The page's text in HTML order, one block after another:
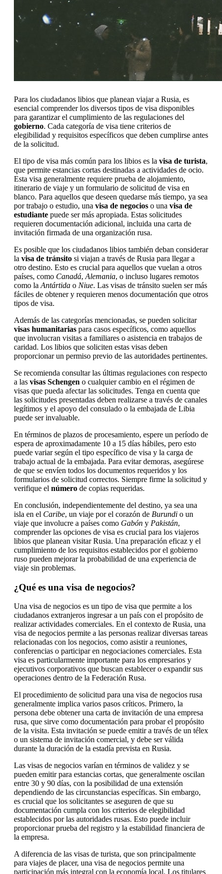
Para los ciudadanos libios que planean viajar a Rusia, es
esencial comprender los diversos tipos de visa disponibles
para garantizar el cumplimiento de las regulaciones del
gobierno. Cada categoría de visa tiene criterios de
elegibilidad y requisitos específicos que deben cumplirse antes
de la solicitud.
El tipo de visa más común para los libios es la visa de turista,
que permite estancias cortas destinadas a actividades de ocio.
Esta visa generalmente requiere prueba de alojamiento,
itinerario de viaje y un formulario de solicitud de visa en
blanco. Para aquellos que deseen quedarse más tiempo, ya sea
por trabajo o estudio, una visa de negocios o una visa de
estudiante puede ser más apropiada. Estas solicitudes
requieren documentación adicional, incluida una carta de
invitación firmada de una organización rusa.
Es posible que los ciudadanos libios también deban considerar
la visa de tránsito si viajan a través de Rusia para llegar a
otro destino. Esto es crucial para aquellos que vuelan a otros
países, como Canadá, Alemania, o incluso lugares remotos
como la Antártida o Niue. Las visas de tránsito suelen ser más
fáciles de obtener y requieren menos documentación que otros
tipos de visa.
Además de las categorías mencionadas, se pueden solicitar
visas humanitarias para casos específicos, como aquellos
que involucran visitas a familiares o asistencia en trabajos de
caridad. Los libios que soliciten estas visas deben
proporcionar un permiso previo de las autoridades pertinentes.
Se recomienda consultar las últimas regulaciones con respecto
a las visas Schengen o cualquier cambio en el régimen de
visas que pueda afectar las solicitudes. Tenga en cuenta que
las solicitudes presentadas deben realizarse a través de canales
legítimos y el apoyo del consulado o la embajada de Libia
puede ser invaluable.
En términos de plazos de procesamiento, espere un período de
espera de aproximadamente 10 a 15 días hábiles, pero esto
puede variar según el tipo específico de visa y la carga de
trabajo actual de la embajada. Para evitar demoras, asegúrese
de que se envíen todos los documentos requeridos y los
formularios de solicitud correctos. Siempre firme la solicitud y
verifique el número de copias requeridas.
En conclusión, independientemente del destino, ya sea una
isla en el Caribe, un viaje por el corazón de Burundi o un
viaje que involucre a países como Gabón y Pakistán,
comprender las opciones de visa es crucial para los viajeros
libios que planean visitar Rusia. Una preparación eficaz y el
cumplimiento de los requisitos establecidos por el gobierno
ruso pueden mejorar la probabilidad de una experiencia de
viaje sin problemas.
¿Qué es una visa de negocios?
Una visa de negocios es un tipo de visa que permite a los
ciudadanos extranjeros ingresar a un país con el propósito de
realizar actividades comerciales. En el contexto de Rusia, una
visa de negocios permite a las personas realizar diversas tareas
relacionadas con los negocios, como asistir a reuniones,
conferencias o participar en negociaciones comerciales. Esta
visa es particularmente importante para los empresarios y
ejecutivos corporativos que buscan establecer o expandir sus
operaciones dentro de la Federación Rusa.
El procedimiento de solicitud para una visa de negocios rusa
generalmente implica varios pasos críticos. Primero, la
persona debe obtener una carta de invitación de una empresa
rusa, que sirve como documentación para probar el propósito
de la visita. Esta invitación se puede emitir a través de un télex
o un sistema de invitación comercial, y debe ser válida
durante la duración de la estadía prevista en Rusia.
Las visas de negocios varían en términos de validez y se
pueden emitir para estancias cortas, que generalmente oscilan
entre 30 y 90 días, con la posibilidad de una extensión
dependiendo de las circunstancias específicas. Sin embargo,
es crucial que los solicitantes se aseguren de que su
documentación cumpla con los criterios de elegibilidad
establecidos por las autoridades rusas. Esto puede incluir
proporcionar prueba del registro y la estabilidad financiera de
la empresa.
A diferencia de las visas de turista, que son principalmente
para viajes de placer, una visa de negocios permite una
participación más integral con la economía local. Los titulares